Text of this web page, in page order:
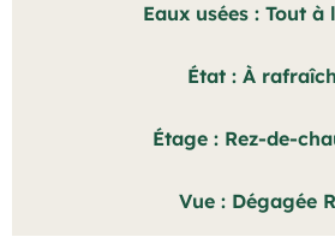
Eaux usées Tout à
État À
Étage Rez-de-
Vue Dégagée